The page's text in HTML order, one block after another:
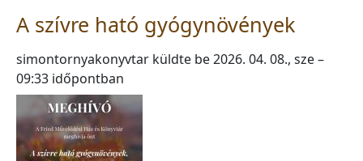
A szívre ható gyógynövények
simontornyakonyvtar küldte be2026. 04. 08., sze –
09:33 időpontban